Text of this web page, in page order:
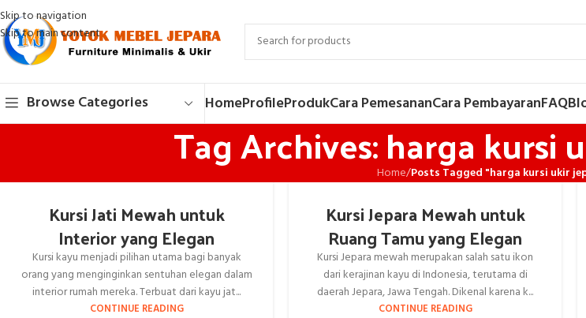
Skip to navigation
Skip to main content
Browse Categories HomeProfileProdukCara PemesananCara PembayaranFAQ
Tag Archives: harga kursi
Home/Posts Tagged "harga kursi ukir
Kursi Jati Mewah untuk
Interior yang Elegan
Kursi kayu menjadi pilihan utama bagi banyak
orang yang menginginkan sentuhan elegan dalam
interior rumah mereka. Terbuat dari kayu jat...
CONTINUE READING
Kursi Jepara Mewah untuk
Ruang Tamu yang Elegan
Kursi Jepara mewah merupakan salah satu ikon
dari kerajinan kayu di Indonesia, terutama di
daerah Jepara, Jawa Tengah. Dikenal karena k...
CONTINUE READING